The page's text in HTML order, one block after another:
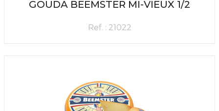
GOUDA BEEMSTER MI-VIEUX 1/2
Ref. : 21022